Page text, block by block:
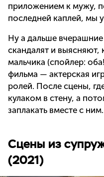
приложением к мужу,
последней каплей, мы
Ну а дальше
скандалят и
мальчика (спойлер:
фильма — актерская
ролей. После сцены,
кулаком в стену, а
заплакать вместе с ним.
Сцены из
(2021)